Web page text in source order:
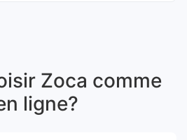
Zoca comme
ligne?